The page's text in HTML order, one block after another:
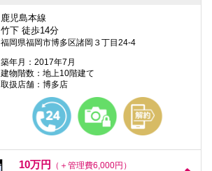
鹿児島本線
竹下 徒歩14分
福岡県福岡市博多区諸岡３丁目24-4
築年月：2017年7月
建物階数：地上10階建て
取扱店舗：博多店
10万円
（＋管理費6,000円）